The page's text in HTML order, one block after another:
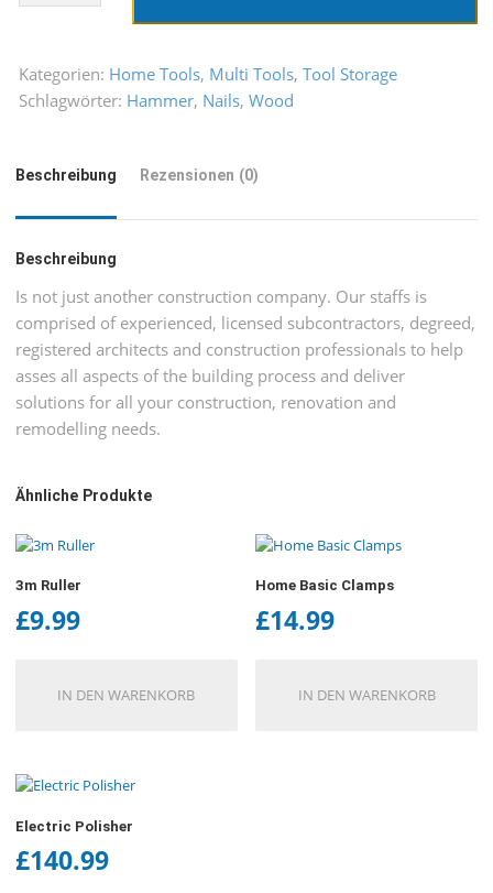
Menge
Kategorien: Home Tools, Multi Tools, Tool Storage
Schlagwörter: Hammer, Nails, Wood
Beschreibung Rezensionen (0)
Beschreibung
Is not just another construction company. Our staffs is
comprised of experienced, licensed subcontractors, degreed,
registered architects and construction professionals to help
asses all aspects of the building process and deliver
solutions for all your construction, renovation and
remodelling needs.
Ähnliche Produkte
3m Ruller
£9.99
IN DEN WARENKORB
Home Basic Clamps
£14.99
IN DEN WARENKORB
Electric Polisher
£140.99